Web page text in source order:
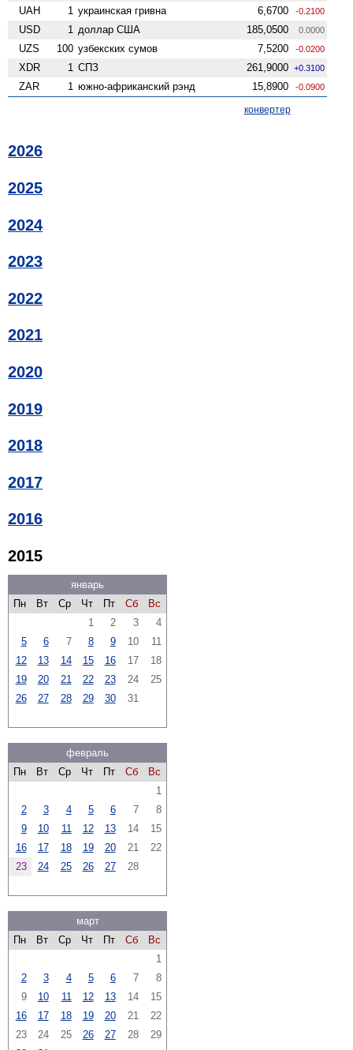
UAH 1 украинская гривна 6,6700 -0.2100
USD 1 доллар США 185,0500 0.0000
UZS 100 узбекских сумов 7,5200 -0.0200
XDR 1 СПЗ 261,9000 +0.3100
ZAR 1 южно-африканский рэнд 15,8900 -0.0900
конвертер
2026
2025
2024
2023
2022
2021
2020
2019
2018
2017
2016
2015
январь
Пн
Вт Ср Чт Пт Сб
Вс
1
2 3
4
5
6 7 8 9 10
11
12
13 14 15 16 17
18
19
20 21 22 23 24
25
26
27 28 29 30 31
февраль
Пн
Вт Ср Чт Пт Сб
Вс
1
2
3 4 5 6 7
8
9
10 11 12 13 14
15
16
17 18 19 20 21
22
23
24 25 26 27 28
март
Пн
Вт Ср Чт Пт Сб
Вс
1
2
3 4 5 6 7
8
9
10 11 12 13 14
15
16
17 18 19 20 21
22
23
24 25 26 27 28
29